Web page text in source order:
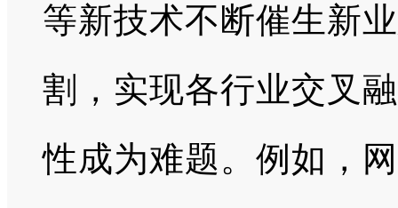
等新技术不断催生新
割，实现各行业交叉
性成为难题。例如，